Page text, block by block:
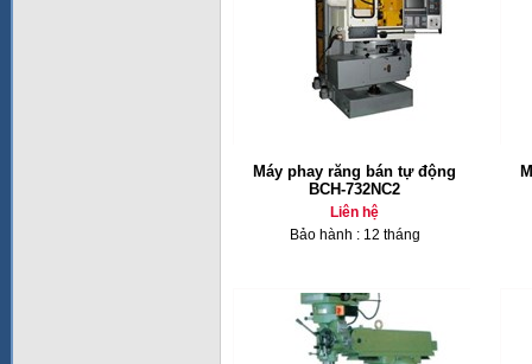
Máy phay răng bán tự động
BCH-732NC2
Liên hệ
Bảo hành : 12 tháng